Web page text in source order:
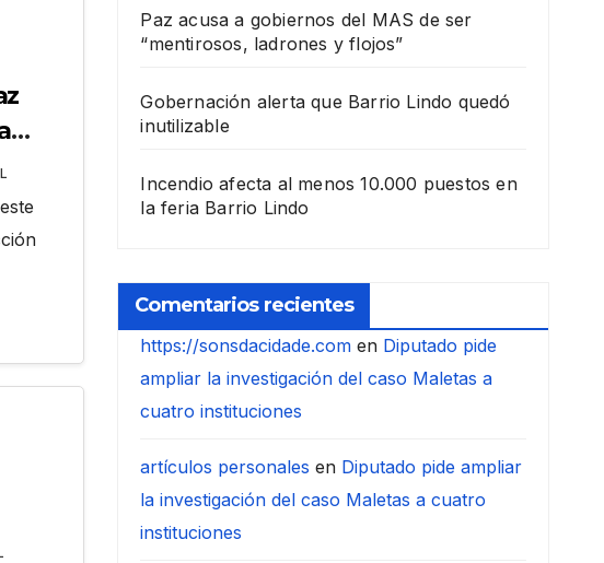
Paz acusa a gobiernos del MAS de ser
“mentirosos, ladrones y flojos”
Gobernación alerta que Barrio Lindo quedó
inutilizable
Incendio afecta al menos 10.000 puestos en
la feria Barrio Lindo
Comentarios recientes
https://sonsdacidade.com en Diputado pide
ampliar la investigación del caso Maletas a
cuatro instituciones
artículos personales en Diputado pide ampliar
la investigación del caso Maletas a cuatro
instituciones